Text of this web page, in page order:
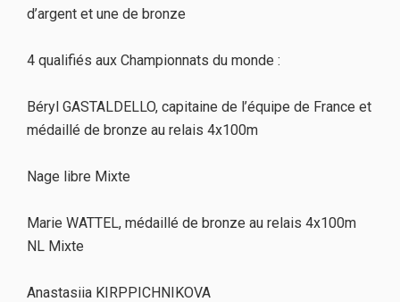
d’argent et une de bronze
4 qualifiés aux Championnats du monde :
Béryl GASTALDELLO, capitaine de l’équipe de France et
médaillé de bronze au relais 4x100m
Nage libre Mixte
Marie WATTEL, médaillé de bronze au relais 4x100m
NL Mixte
Anastasiia KIRPPICHNIKOVA